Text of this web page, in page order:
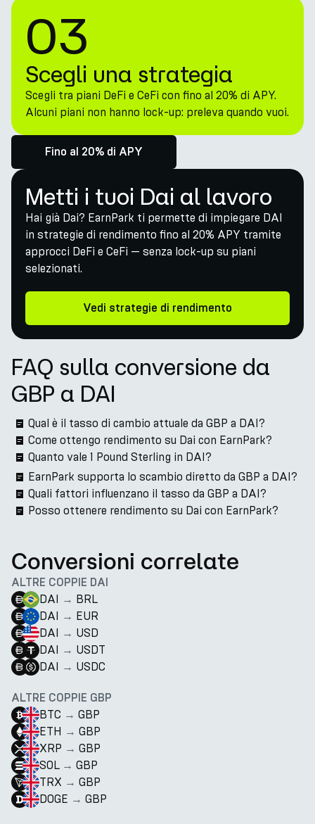
03
Scegli una strategia
Scegli tra piani DeFi e CeFi con fino al 20% di APY.
Alcuni piani non hanno lock-up: preleva quando vuoi.
Fino al 20% di APY
Metti i tuoi Dai al lavoro
Hai già Dai? EarnPark ti permette di impiegare DAI
in strategie di rendimento fino al 20% APY tramite
approcci DeFi e CeFi — senza lock-up su piani
selezionati.
Vedi strategie di rendimento
FAQ sulla conversione da
GBP a DAI
Qual è il tasso di cambio attuale da GBP a DAI?
Come ottengo rendimento su Dai con EarnPark?
Quanto vale 1 Pound Sterling in DAI?
EarnPark supporta lo scambio diretto da GBP a DAI?
Quali fattori influenzano il tasso da GBP a DAI?
Posso ottenere rendimento su Dai con EarnPark?
Conversioni correlate
ALTRE COPPIE DAI
DAI → BRL
DAI → EUR
DAI → USD
DAI → USDT
DAI → USDC
ALTRE COPPIE GBP
BTC → GBP
ETH → GBP
XRP → GBP
SOL → GBP
TRX → GBP
DOGE → GBP